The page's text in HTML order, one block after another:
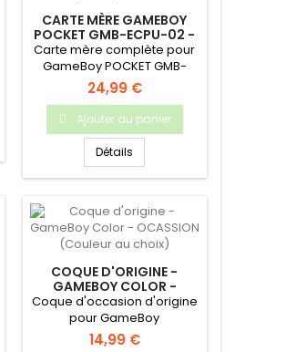
CARTE MÈRE GAMEBOY
POCKET GMB-ECPU-02 -
ORIGINALE, OCCASION
Carte mère complète pour
GameBoy POCKET GMB-
ECPU-02 Carte mère
d'origine pour...
24,99 €
Ajouter au panier
Détails
COQUE D'ORIGINE -
GAMEBOY COLOR -
OCASSION (COULEUR AU
CHOIX)
Coque d'occasion d'origine
pour GameBoy
ColorDémontée sur une
14,99 €